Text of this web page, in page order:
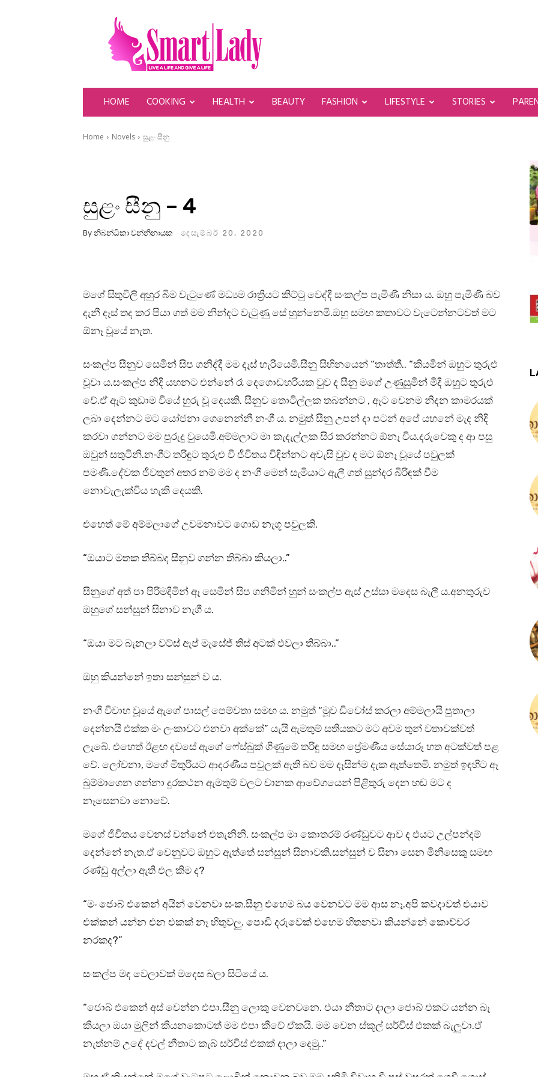
SmartLady
HOME COOKING HEALTH BEAUTY FASHION LIFESTYLE STORIES
Home Novels සුළං සීනු
සුළං සීනු – 4
By නිබන්ධිකා වන්නිනායක දෙසැම්බර් 20, 2020
මගේ සිතුවිලි අහුර බිම වැටුණේ මධ්‍යම රාත්‍රියට කිට්ටු වෙද්දී සංකල්ප පැමිණි නිසා ය. ඔහු පැමිණි බව
දැනී දෑස් තද කර පියා ගත් මම නින්දට වැටුණු සේ හුන්නෙමි.ඔහු සමඟ කතාවට වැටෙන්නටවත් මට
ඕනෑ වූයේ නැත.
සංකල්ප සීනුව සෙමින් සිප ගනිද්දී මම දෑස් හැරියෙමි.සීනු සිහිනයෙන් “තාත්තී.. “කියමින් ඔහුට තුරුළු
වූවා ය.සංකල්ප නිදි යහනට එන්නේ රෑ දෙගොඩහරියක වුව ද සීනු මගේ උණුසුමින් මිදී ඔහුට තුරුළු
වේ.ඒ ඈට කුඩාම වියේ හුරු වූ දෙයකි. සීනුව තොටිල්ලක තබන්නට , ඈට වෙනම නිදන කාමරයක්
ලබා දෙන්නට මට යෝජනා ගෙනෙන්නී නංගී ය. නමුත් සීනු උපන් දා පටන් අපේ යහනේ මැද නිදි
කරවා ගන්නට මම පුරුදු වුයෙමි.අම්මලාට මා කැදැල්ලක සිර කරන්නට ඕනෑ විය.දරුවෙකු ද ආ පසු
ඔවුන් සතුටිනි.නංගීට තරිඳුට තුරුළු වී ජීවිතය විඳින්නට අවැසි වුව ද මට ඕනෑ වූයේ පවුලක්
පමණි.දේවක ජීවතුන් අතර නම් මම ද නංගී මෙන් සැමියාට ඇලී ගත් සුන්දර බිරිඳක් වීම
නොවැලැක්විය හැකි දෙයකි.
එහෙත් මේ අම්මලාගේ උවමනාවට ගොඩ නැගූ පවුලකි.
“ඔයාට මතක තිබ්බද සීනුව ගන්න තිබ්බා කියලා..”
සීනුගේ අත් පා පිරිමදිමින් ඈ සෙමින් සිප ගනිමින් හුන් සංකල්ප ඇස් උස්සා මදෙස බැලී ය.අනතුරුව
ඔහුගේ සන්සුන් සිනාව නැගී ය.
“ඔයා මට බැනලා වට්ස් ඇප් මැසේජ් තිස් අටක් එවලා තිබ්බා..”
ඔහු කියන්නේ ඉතා සන්සුන් ව ය.
නංගී විවාහ වූයේ ඇගේ පාසල් පෙම්වතා සමඟ ය. නමුත් “මූව ඩිවෝස් කරලා අම්මලායි පුතාලා
දෙන්නයි එක්ක මං ලංකාවට එනවා අක්කේ” යැයි ඇමතුම් සතියකට මට අවම තුන් වතාවක්වත්
ලැබේ. එහෙත් ඊළඟ දවසේ ඇගේ ෆේස්බුක් ගිණුමේ තරිඳු සමඟ ප්‍රේමණීය සේයාරූ හත අටක්වත් පළ
වේ. ලෝචනා, මගේ මිතුරියට ආදරණීය පවුලක් ඇති බව මම දෑසින්ම දැක ඇත්තෙමි. නමුත් ඉඳහිට ඈ
බුම්මාගෙන ගන්නා දුරකථන ඇමතුම් වලට චානක ආවේගයෙන් පිළිතුරු දෙන හඬ මට ද
නෑසෙනවා නොවේ.
මගේ ජීවිතය වෙනස් වන්නේ එතැනිනි. සංකල්ප මා කොතරම් රණ්ඩුවට ආව ද එයට උල්පන්දම්
දෙන්නේ නැත.ඒ වෙනුවට ඔහුට ඇත්තේ සන්සුන් සිනාවකි.සන්සුන් ව සිනා සෙන මිනිසෙකු සමඟ
රණ්ඩු අල්ලා ඇති ඵල කිම ද?
“මං ජොබ් එකෙන් අයින් වෙනවා සංක.සීනු එහෙම බය වෙනවට මම ආස නෑ.අපි කවදාවත් එයාව
එක්කන් යන්න එන එකක් නෑ හිතුවලු. පොඩි දරුවෙක් එහෙම හිතනවා කියන්නේ කොච්චර
නරකද?”
සංකල්ප මඳ වෙලාවක් මදෙස බලා සිටියේ ය.
“ජොබ් එකෙන් අස් වෙන්න එපා.සීනු ලොකු වෙනවනෙ. එයා නීතාට දාලා ජොබ් එකට යන්න බෑ
කියලා ඔයා මුලින් කියනකොටත් මම එපා කීවේ ඒකයි. මම වෙන ස්කූල් සර්විස් එකක් බැලුවා.ඒ
නැත්නම් උදේ දවල් නීතාට කැබ් සර්විස් එකක් දාලා දෙමු..”